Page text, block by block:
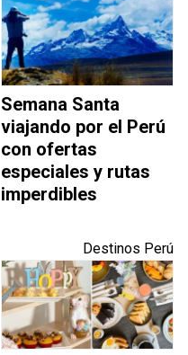
Semana Santa
viajando por el Perú
con ofertas
especiales y rutas
imperdibles
Destinos Perú